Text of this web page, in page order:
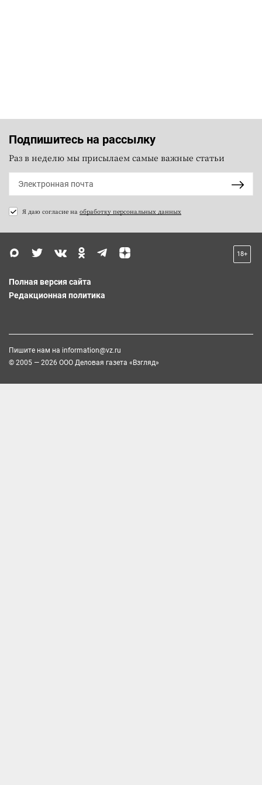
Подпишитесь на рассылку
Раз в неделю мы присылаем самые важные статьи
Я даю согласие на обработку персональных данных
18+
Полная версия сайта
Редакционная политика
Пишите нам на information@vz.ru
© 2005 — 2026 ООО Деловая газета «Взгляд»